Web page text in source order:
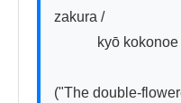
zakura /
kyō kokonoe ni
("The double-